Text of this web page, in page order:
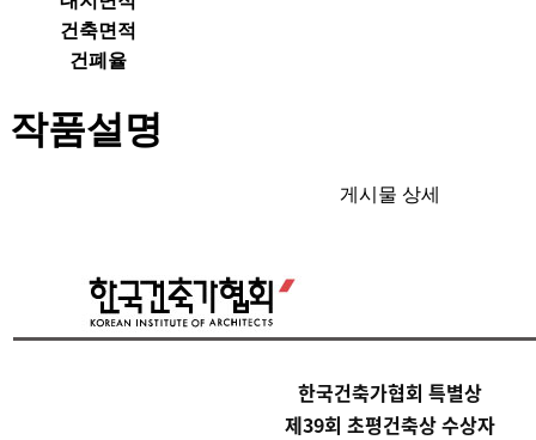
건축면적
건폐율
작품설명
게시물 상세
한국건축가협회 특별상
제39회 초평건축상 수상자